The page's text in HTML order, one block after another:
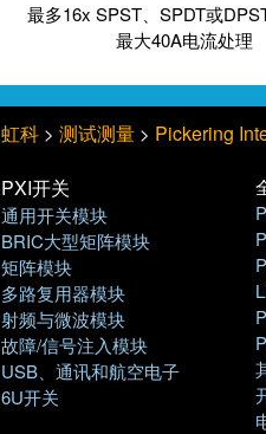
最多16x SPST、SPDT或
最大40A电流处理
虹科 > 测试测量 > Pickering
PXI开关
通用开关模块
BRIC大型矩阵模块
矩阵模块
多路复用器模块
射频与微波模块
故障/信号注入模块
USB、通讯和航空电子
6U开关